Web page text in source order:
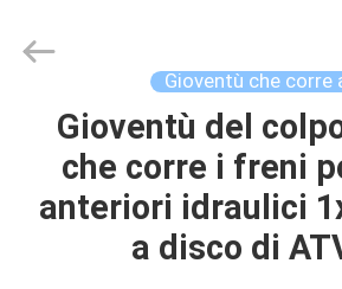
CASA
PRODOTTI
Rongyao
Vehicle
Gioventù che corre
Gioventù del
che corre i freni
anteriori idraulici
a disco di